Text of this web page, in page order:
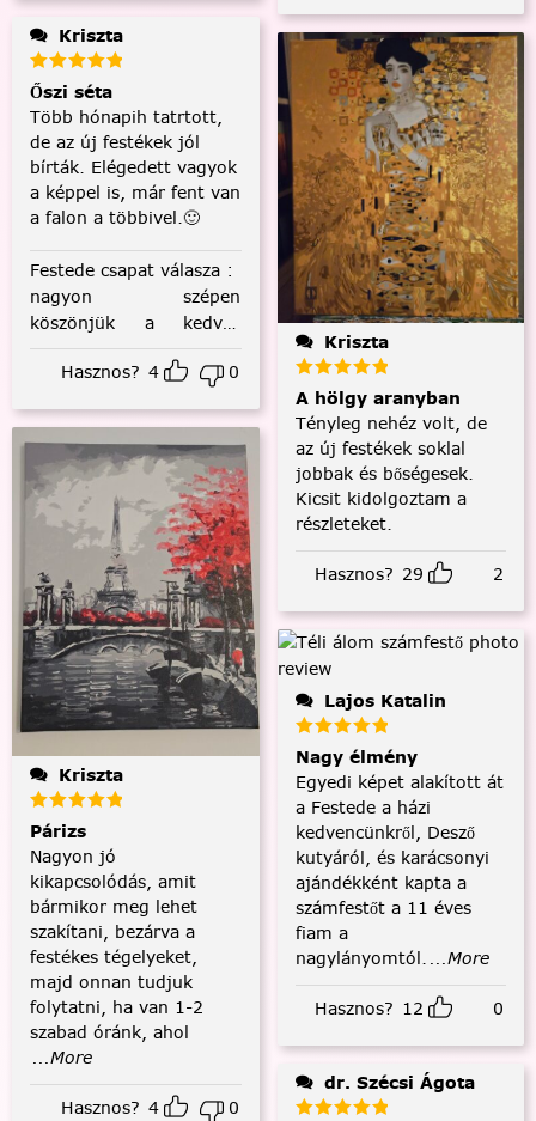
Kriszta
Őszi séta
Több hónapih tatrtott,
de az új festékek jól
bírták. Elégedett vagyok
a képpel is, már fent van
a falon a többivel.🙂
Festede csapat válasza :
nagyon szépen
köszönjük a kedves
visszajelzést! :)
Hasznos? 4 0
Kriszta
Párizs
Nagyon jó
kikapcsolódás, amit
bármikor meg lehet
szakítani, bezárva a
festékes tégelyeket,
majd onnan tudjuk
folytatni, ha van 1-2
szabad óránk, ahol
...More
Hasznos? 4 0
Kriszta
A hölgy aranyban
Tényleg nehéz volt, de
az új festékek soklal
jobbak és bőségesek.
Kicsit kidolgoztam a
részleteket.
Hasznos? 29 2
Lajos Katalin
Nagy élmény
Egyedi képet alakított át
a Festede a házi
kedvencünkről, Desző
kutyáról, és karácsonyi
ajándékként kapta a
számfestőt a 11 éves
fiam a
nagylányomtól. ...More
Hasznos? 12 0
dr. Szécsi Ágota